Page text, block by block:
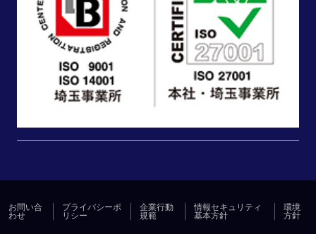
お問い合
わせ
プライバシーポ
リシー
企業行動
規範
情報セキュリティ
基本方針
環境
方針